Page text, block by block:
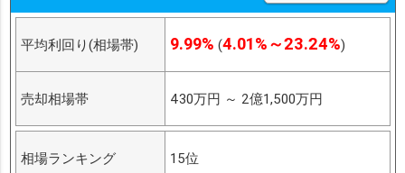
平均利回り(相場帯) 9.99% (4.01%～23.24%)
売却相場帯 430万円 ～ 2億1,500万円
相場ランキング 15位